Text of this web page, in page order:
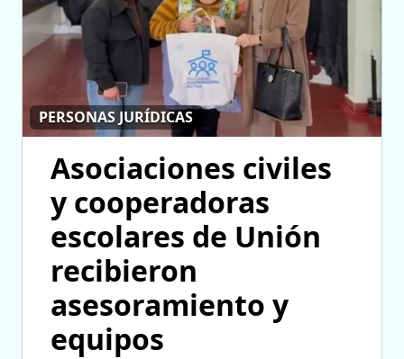
PERSONAS JURÍDICAS
Asociaciones civiles
y cooperadoras
escolares de Unión
recibieron
asesoramiento y
equipos